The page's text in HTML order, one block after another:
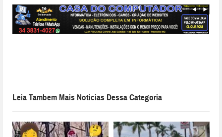
Leia Tambem Mais Noticias Dessa Categoria